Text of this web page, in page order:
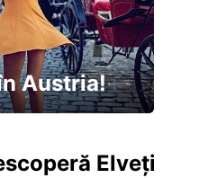
Austria!
Elveția